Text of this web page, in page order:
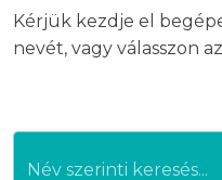
Kérjük kezdje el
nevét, vagy válasszon